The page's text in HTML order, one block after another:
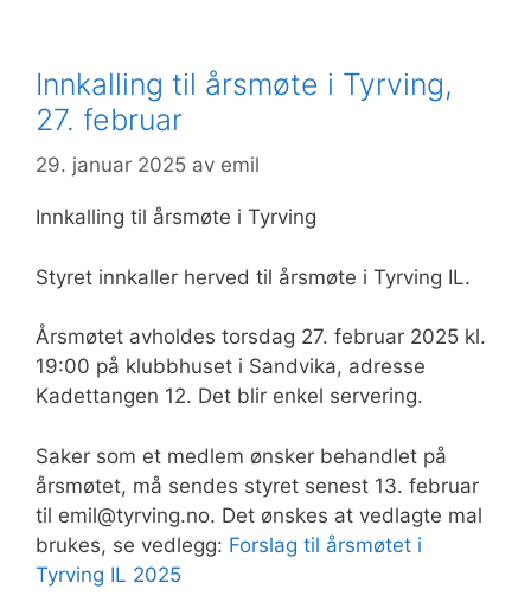
Innkalling til årsmøte i Tyrving,
27. februar
29. januar 2025 av emil
Innkalling til årsmøte i Tyrving
Styret innkaller herved til årsmøte i Tyrving IL.
Årsmøtet avholdes torsdag 27. februar 2025 kl.
19:00 på klubbhuset i Sandvika, adresse
Kadettangen 12. Det blir enkel servering.
Saker som et medlem ønsker behandlet på
årsmøtet, må sendes styret senest 13. februar
til emil@tyrving.no. Det ønskes at vedlagte mal
brukes, se vedlegg: Forslag til årsmøtet i
Tyrving IL 2025